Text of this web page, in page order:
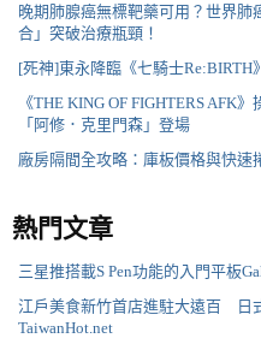
晚期肺腺癌無標靶藥可用？世界
合」突破治療瓶頸！
[死神]東永降臨《七騎士Re:BIRTH
《THE KING OF FIGHTERS AFK
「阿修．克里門森」登場
廠房隔間全攻略：庫板價格與快速
熱門文章
三星推搭載S Pen功能的入門平板
江戶美食新竹首店進駐大遠百 日
TaiwanHot.net